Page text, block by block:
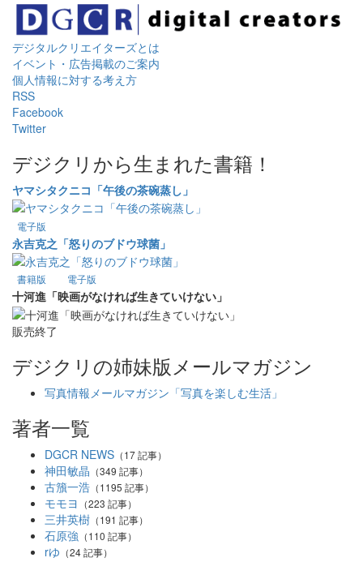
デジタルクリエイターズとは
イベント・広告掲載のご案内
個人情報に対する考え方
RSS
Facebook
Twitter
デジクリから生まれた書籍！
ヤマシタクニコ「午後の茶碗蒸し」
電子版
永吉克之「怒りのブドウ球菌」
書籍版 電子版
十河進「映画がなければ生きていけない」
販売終了
デジクリの姉妹版メールマガジン
写真情報メールマガジン「写真を楽しむ生活」
著者一覧
DGCR NEWS （17 記事）
神田敏晶 （349 記事）
古籏一浩 （1195 記事）
モモヨ （223 記事）
三井英樹 （191 記事）
石原強 （110 記事）
rゆ （24 記事）